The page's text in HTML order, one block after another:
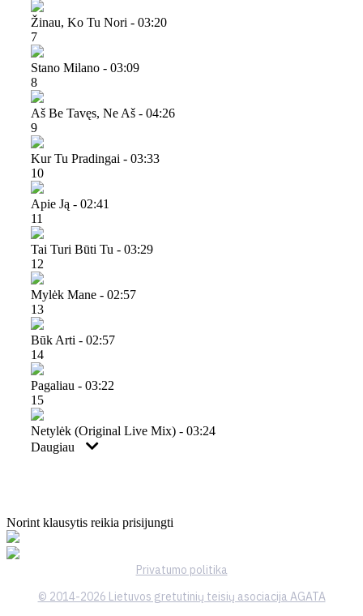
Žinau, Ko Tu Nori - 03:20
7
Stano Milano - 03:09
8
Aš Be Tavęs, Ne Aš - 04:26
9
Kur Tu Pradingai - 03:33
10
Apie Ją - 02:41
11
Tai Turi Būti Tu - 03:29
12
Mylėk Mane - 02:57
13
Būk Arti - 02:57
14
Pagaliau - 03:22
15
Netylėk (original Live Mix) - 03:24
Daugiau
Norint klausytis reikia prisijungti
Privatumo politika
© 2014-2026 Lietuvos gretutinių teisių asociacija AGATA